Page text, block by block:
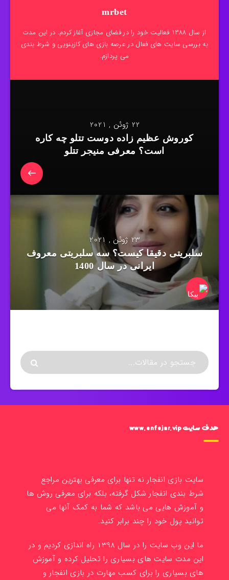
mrbet
از سال 1388 فعالیت خود را در فضای مجازی آغاز کردم. در این مدت
به بررسی سایت های فعال در عرصه بازی های کازینویی و شرط بندی
می پردازم.
22 ژوئن , 2021
کوروش عظیم زاده دوست تتلو چه کاره
است؟ معرفی منیجر تتلو
23 ژوئن , 2021
سلبریتی دقیقا کیست؟ سه سلبریتی معروف
ایرانی در سال 1400
هدف سایت www.enfejar.vip
سایت بازی انفجار نه تنها برای معرفی بهترین مراجع
شرط بندی انفجار شکل گرفته، بلکه برای معرفی روش ها
و آموزش هایی می باشد که شما به کمک آنها می
توانید پول خود را چند برابر کنید.
ما این وب سایت را در سال 1398 راه اندازی کردیم و در
این مدت سایت های بسیاری را تحلیل کرده و آموزش
های بسیاری را برای کسب مهارت در بازی انفجار و